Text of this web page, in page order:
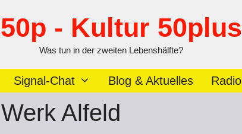
- Kultur 50plus
Was tun in der zweiten Lebenshälfte?
Signal-Chat Blog & Aktuelles Radio
Alfeld